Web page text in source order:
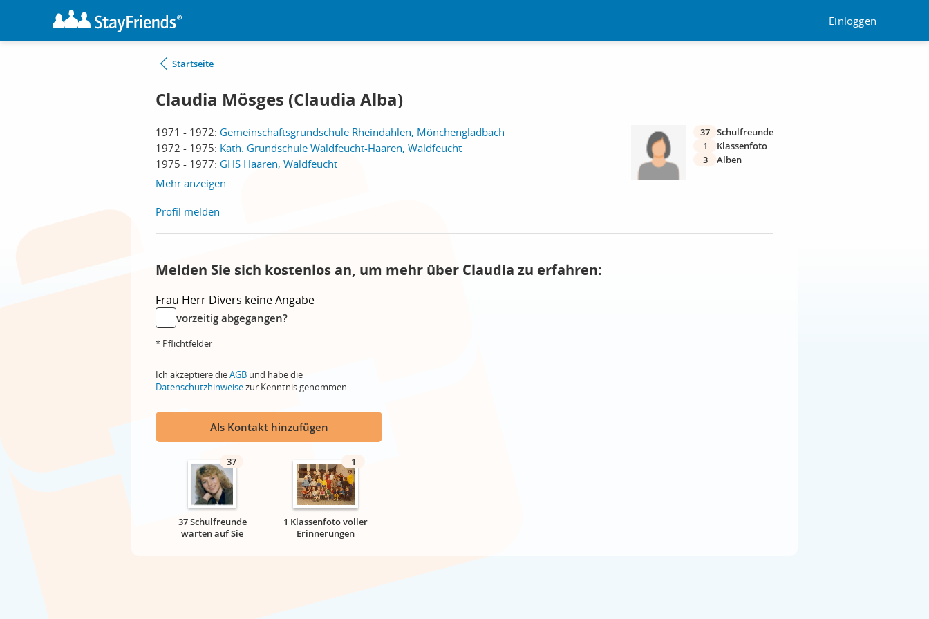
Einloggen
Startseite
Claudia Mösges (Claudia Alba)
1971 - 1972: Gemeinschaftsgrundschule Rheindahlen, Mönchengladbach
1972 - 1975: Kath. Grundschule Waldfeucht-Haaren, Waldfeucht
1975 - 1977: GHS Haaren, Waldfeucht
Mehr anzeigen
37 Schulfreunde
1
Klassenfoto
3
Alben
Profil melden
Melden Sie sich kostenlos an, um mehr über Claudia zu erfahren:
Frau Herr Divers keine Angabe
vorzeitig abgegangen?
* Pflichtfelder
Ich akzeptiere dieAGB und habe die
Datenschutzhinweisezur Kenntnis genommen.
Als Kontakt hinzufügen
37
37 Schulfreunde
warten auf Sie
1
1 Klassenfoto voller
Erinnerungen